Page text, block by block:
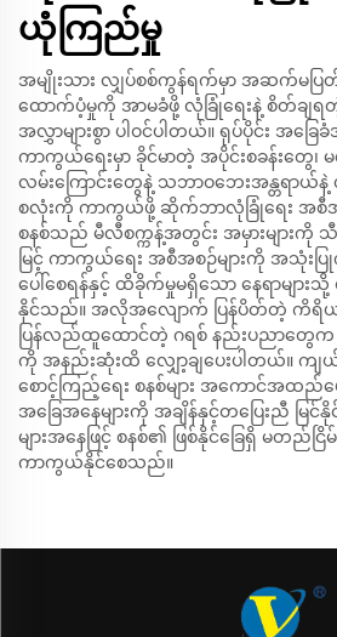
ယုံကြည်မှု
အမျိုးသား လျှပ်စစ်ကွန်ရက်မှာ အဆက်မပြ
ထောက်ပံ့မှုကို အာမခံဖို့ လုံခြုံရေးနဲ့ စိတ်ခ
အလွှာများစွာ ပါဝင်ပါတယ်။ ရုပ်ပိုင်း အခ
ကာကွယ်ရေးမှာ ခိုင်မာတဲ့ အပိုင်းစခန်းတွေ
လမ်းကြောင်းတွေနဲ့ သဘာဝဘေးအန္တရာယ်နဲ့
စလုံးကို ကာကွယ်ဖို့ ဆိုက်ဘာလုံခြုံရေး အစီအ
စနစ်သည် မီလီစက္ကန့်အတွင်း အမှားများကို သီး
မြင့် ကာကွယ်ရေး အစီအစဉ်များကို အသုံးပြု
ပေါ်စေရန်နှင့် ထိခိုက်မှုမရှိသော နေရာများ
နိုင်သည်။ အလိုအလျောက် ပြန်ပိတ်တဲ့ ကိရိ
ပြန်လည်ထူထောင်တဲ့ ဂရစ် နည်းပညာတွေက
ကို အနည်းဆုံးထိ လျှော့ချပေးပါတယ်။ ကျယ်
စောင့်ကြည့်ရေး စနစ်များ အကောင်အထည်
အခြေအနေများကို အချိန်နှင့်တပြေးညီ မြင်နို
များအနေဖြင့် စနစ်၏ ဖြစ်နိုင်ခြေရှိ မတည်
ကာကွယ်နိုင်စေသည်။